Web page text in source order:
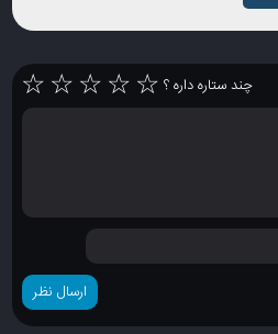
چند ستاره داره ؟ ☆
☆
☆
☆
☆